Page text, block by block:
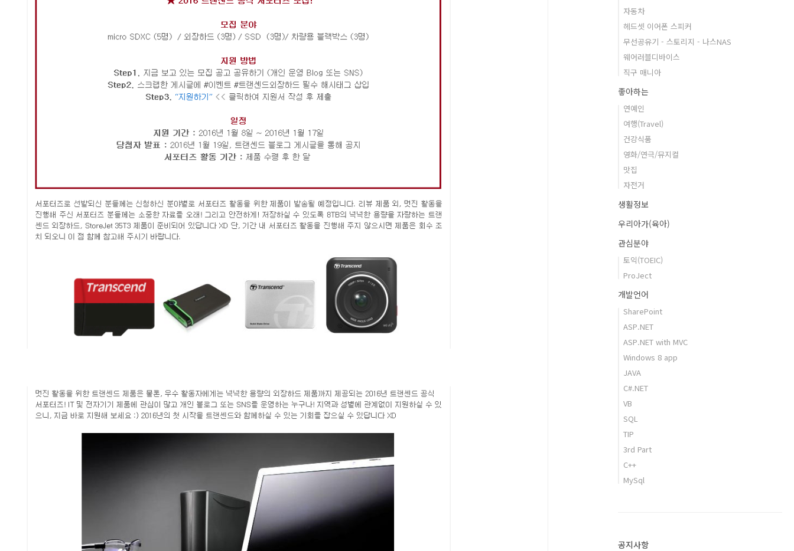
자동차
헤드셋 이어폰 스피커
무선공유기 - 스토리지 - 나스NAS
웨어러블디바이스
직구 매니아
좋아하는
연예인
여행(Travel)
건강식품
영화/연극/뮤지컬
맛집
자전거
생활정보
우리아가(육아)
관심분야
토익(TOEIC)
ProJect
개발언어
SharePoint
ASP.NET
ASP.NET with MVC
Windows 8 app
JAVA
C#.NET
VB
SQL
TIP
3rd Part
C++
MySql
공지사항